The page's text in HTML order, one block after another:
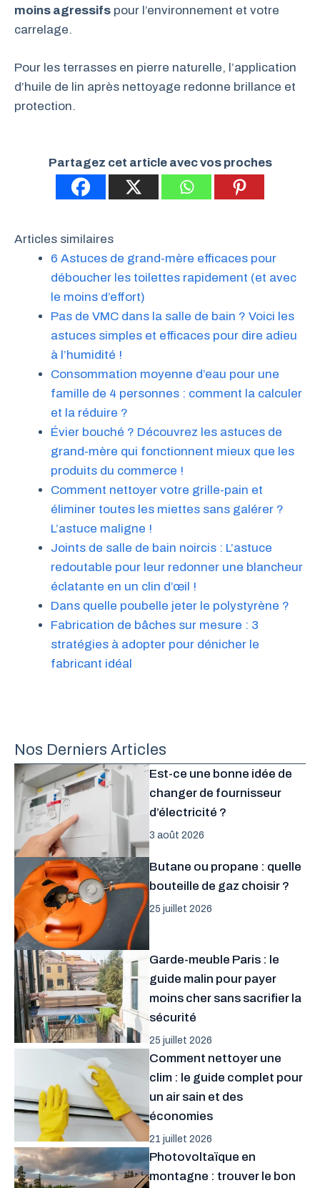
moins agressifs pour l’environnement et votre
carrelage.
Pour les terrasses en pierre naturelle, l’application
d’huile de lin après nettoyage redonne brillance et
protection.
Partagez cet article avec vos proches
Articles similaires
6 Astuces de grand-mère efficaces pour
déboucher les toilettes rapidement (et avec
le moins d’effort)
Pas de VMC dans la salle de bain ? Voici les
astuces simples et efficaces pour dire adieu
à l’humidité !
Consommation moyenne d’eau pour une
famille de 4 personnes : comment la calculer
et la réduire ?
Évier bouché ? Découvrez les astuces de
grand-mère qui fonctionnent mieux que les
produits du commerce !
Comment nettoyer votre grille-pain et
éliminer toutes les miettes sans galérer ?
L’astuce maligne !
Joints de salle de bain noircis : L’astuce
redoutable pour leur redonner une blancheur
éclatante en un clin d’œil !
Dans quelle poubelle jeter le polystyrène ?
Fabrication de bâches sur mesure : 3
stratégies à adopter pour dénicher le
fabricant idéal
Nos Derniers Articles
Est-ce une bonne idée de
changer de fournisseur
d’électricité ?
3 août 2026
Butane ou propane : quelle
bouteille de gaz choisir ?
25 juillet 2026
Garde-meuble Paris : le
guide malin pour payer
moins cher sans sacrifier la
sécurité
25 juillet 2026
Comment nettoyer une
clim : le guide complet pour
un air sain et des
économies
21 juillet 2026
Photovoltaïque en
montagne : trouver le bon